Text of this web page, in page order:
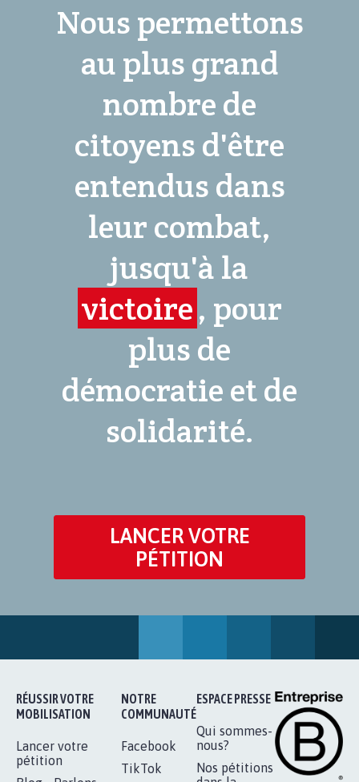
Nous permettons
au plus grand
nombre de
citoyens d'être
entendus dans
leur combat,
jusqu'à la
victoire, pour
plus de
démocratie et de
solidarité.
LANCER VOTRE
PÉTITION
RÉUSSIR VOTRE
MOBILISATION
Lancer votre
pétition
NOTRE
COMMUNAUTÉ
Facebook
TikTok
ESPACE PRESSE
Qui sommes-
nous?
Nos pétitions